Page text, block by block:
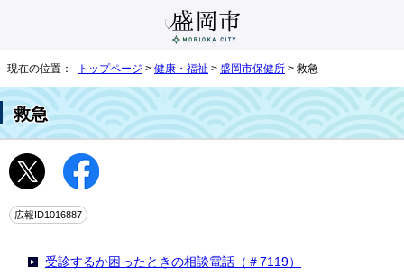
現在の位置： トップページ > 健康・福祉 > 盛岡市保健所 > 救急
救急
広報ID1016887
受診するか困ったときの相談電話（＃7119）